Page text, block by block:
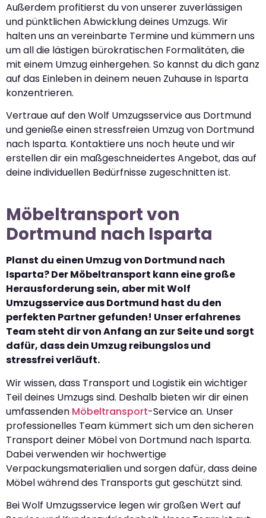
Außerdem profitierst du von unserer zuverlässigen
und pünktlichen Abwicklung deines Umzugs. Wir
halten uns an vereinbarte Termine und kümmern uns
um all die lästigen bürokratischen Formalitäten, die
mit einem Umzug einhergehen. So kannst du dich ganz
auf das Einleben in deinem neuen Zuhause in Isparta
konzentrieren.
Vertraue auf den Wolf Umzugsservice aus Dortmund
und genieße einen stressfreien Umzug von Dortmund
nach Isparta. Kontaktiere uns noch heute und wir
erstellen dir ein maßgeschneidertes Angebot, das auf
deine individuellen Bedürfnisse zugeschnitten ist.
Möbeltransport von
Dortmund nach Isparta
Planst du einen Umzug von Dortmund nach
Isparta? Der Möbeltransport kann eine große
Herausforderung sein, aber mit Wolf
Umzugsservice aus Dortmund hast du den
perfekten Partner gefunden! Unser erfahrenes
Team steht dir von Anfang an zur Seite und sorgt
dafür, dass dein Umzug reibungslos und
stressfrei verläuft.
Wir wissen, dass Transport und Logistik ein wichtiger
Teil deines Umzugs sind. Deshalb bieten wir dir einen
umfassenden Möbeltransport-Service an. Unser
professionelles Team kümmert sich um den sicheren
Transport deiner Möbel von Dortmund nach Isparta.
Dabei verwenden wir hochwertige
Verpackungsmaterialien und sorgen dafür, dass deine
Möbel während des Transports gut geschützt sind.
Bei Wolf Umzugsservice legen wir großen Wert auf